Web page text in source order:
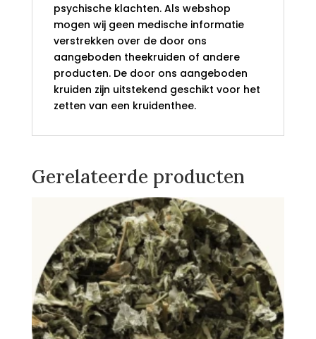
psychische klachten. Als webshop
mogen wij geen medische informatie
verstrekken over de door ons
aangeboden theekruiden of andere
producten. De door ons aangeboden
kruiden zijn uitstekend geschikt voor het
zetten van een kruidenthee.
Gerelateerde producten